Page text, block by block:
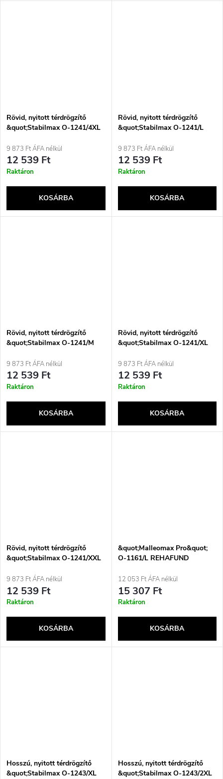
Rövid, nyitott térdrögzítő
&quot;Stabilmax O-1241/4XL
9 873 Ft ÁFA nélkül
12 539 Ft
Raktáron
KOSÁRBA
Rövid, nyitott térdrögzítő
&quot;Stabilmax O-1241/L
9 873 Ft ÁFA nélkül
12 539 Ft
Raktáron
KOSÁRBA
Rövid, nyitott térdrögzítő
&quot;Stabilmax O-1241/M
9 873 Ft ÁFA nélkül
12 539 Ft
Raktáron
KOSÁRBA
Rövid, nyitott térdrögzítő
&quot;Stabilmax O-1241/XL
9 873 Ft ÁFA nélkül
12 539 Ft
Raktáron
KOSÁRBA
Rövid, nyitott térdrögzítő
&quot;Stabilmax O-1241/XXL
9 873 Ft ÁFA nélkül
12 539 Ft
Raktáron
KOSÁRBA
&quot;Malleomax Pro&quot;
O-1161/L REHAFUND
piros
12 053 Ft ÁFA nélkül
15 307 Ft
Raktáron
KOSÁRBA
Hosszú, nyitott térdrögzítő
&quot;Stabilmax O-1243/XL
Hosszú, nyitott térdrögzítő
&quot;Stabilmax O-1243/2XL